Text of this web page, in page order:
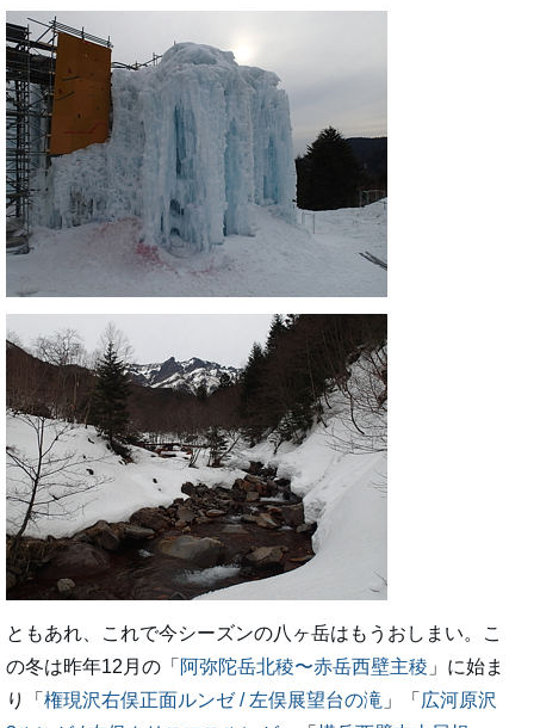
ともあれ、これで今シーズンの八ヶ岳はもうおしまい。こ
の冬は昨年12月の「 阿弥陀岳北稜〜赤岳西壁主稜 」に始ま
り「 権現沢右俣正面ルンゼ / 左俣展望台の滝 」「 広河原沢